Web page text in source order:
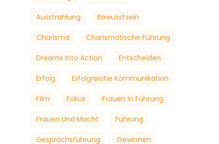
Ausstrahlung Bewusstsein
Charisma Charismatische Führung
Dreams Into Action Entscheiden
Erfolg Erfolgreiche Kommunikation
Film Fokus Frauen In Führung
Frauen Und Macht Führung
Gesprächsführung Gewinnen